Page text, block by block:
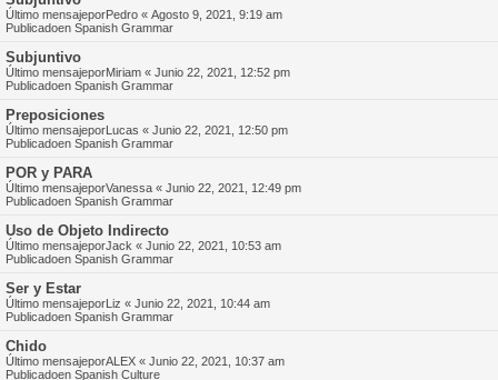
Último mensajeporPedro « Agosto 9, 2021, 9:19 am
Publicadoen Spanish Grammar
Subjuntivo
Último mensajeporMiriam « Junio 22, 2021, 12:52 pm
Publicadoen Spanish Grammar
Preposiciones
Último mensajeporLucas « Junio 22, 2021, 12:50 pm
Publicadoen Spanish Grammar
POR y PARA
Último mensajeporVanessa « Junio 22, 2021, 12:49 pm
Publicadoen Spanish Grammar
Uso de Objeto Indirecto
Último mensajeporJack « Junio 22, 2021, 10:53 am
Publicadoen Spanish Grammar
Ser y Estar
Último mensajeporLiz « Junio 22, 2021, 10:44 am
Publicadoen Spanish Grammar
Chido
Último mensajeporALEX « Junio 22, 2021, 10:37 am
Publicadoen Spanish Culture